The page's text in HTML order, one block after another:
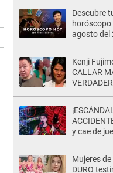
Descubre
horóscopo
agosto del
Kenji
CALLAR
Fujimori:
suegra..."
y cae de
Mujeres
DURO